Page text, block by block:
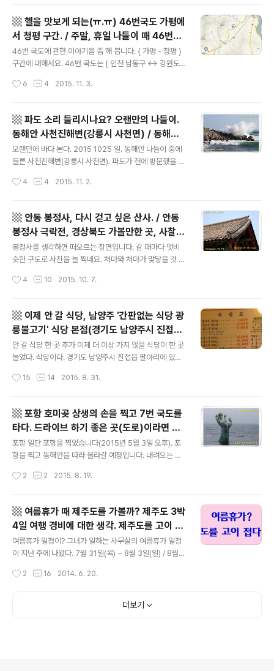
낮은 확률이지만 어쩌면 한번이었을 수도 있습니다. 지난
번에 방문한 것이 시간적으로 오륙년 이상 과거의 일이다
보니, 입구에서 걸어들어가는 길이나 경내 전각들의 배치
나 전체적인 느낌이 많이 새로왔습니다. 약간은 생소한 풍
경과 모습인 것들도 있었습니다. 오대산 상원사는 강원도
산 월정사에서 9km 정도 더 들어간 심산(深山)의 산사입
▩ 헬을 맛보게 되는(ㅠ.ㅠ) 46번국도 가평에
서 청평 구간. / 주말, 휴일 나들이 때 46번국
도 교통상황은 늘 빨간불. 극심한 정체. 대책은
없나? 가평오거리에서 하천삼거리 우회도로
는? ▩
46번 국도에 관한 이야기를 좀 해 봅니다. { 가평 - 청평 }
구간에 대해서요. 46번 국도는 { 인천 남동구 ↔ 강원도
ㅋ) 인천 남동구 간석119안전센터에서 시발하여(욕 아님
경기도-강원도 네 시도를 지나는 다소 긴 국도입니다. 제가
주로 이용하는 구간은 46번 국도 상의 { 가평 → 청평 } 구
간입니다. 주말이나 휴일에 강원도 쪽으로 나들이를 가면
저녁에 돌아올 때 대부분 가평에서 청평까지 46번 국도를
탑니다. 청평 하천교차로에서 37번 국도로 갈아 탑니다.
시간 또는 아주 늦은 시간을 제외하고 고속도로에 정체구
6 4 2015. 11. 3.
▩ 파도 소리 들리시나요? 오랜만의 나들이.
동해안 사천진해변(강릉시 사천면) / 동해안
가볼만한 곳. 동해안 여행지 추천. 사천진 해수
욕장. 파도 사진. 높은 파도. 모래톱, 모래사장.
▩
오랜만에 바다 본다. 2015 1025 일. 동해안 나들이 중에
들른 사천진해변(강릉시 사천면). 파도가 전에 방문했을 때
파도를 기다린다. 숨을 참고 셔터를 누른다. 그 중 괜찮게
더라면... 또 파도를 기다린다. 파도가 하얗게 부서진다. 부
서지는 파도의 크기가 나의 바람을 저버린다. 파고가 높은
게 실감나게 느껴진다. 바다가 높다. 사진을 찍을 때는 분명
10월 말이었는데 사진을 보고 있자니 겨울바다 느낌이 강
하다. (파도 소리 들리시는지요?) 사천진 해수욕장 해변의
음을 실감한다. 지난번에 왔을 때만 해도 이 정도는 아니었
4 4 2015. 11. 2.
▩ 안동 봉정사, 다시 걷고 싶은 산사. / 안동
봉정사 극락전, 경상북도 가볼만한 곳, 사찰,
경북 관광지 추천, 경북 여행지 추천, 산사, 무
량해회, 봉정사 삼층석탑 ▩
봉정사를 생각하면 떠오르는 장면입니다. 갈 때마다 엇비
슷한 구도로 사진을 늘 찍네요. 처마와 처마가 맞닿을 것 같
사는 안동 시내에서는 비교적 북쪽에 위치하고 안동호에서
는 경상북도 안동시 서후면 봉정사길 222번지입니다. 전
화번호는 054-853-4181로 확인되네요. 봉정사에는 (제
기억이 정확하다면) 세 번 간 것 같습니다. 이 포스트에 등
장하는 사진들은 두번째 갔을 때 찍었던 것들입니다. 한여
름이었습니다. 지인 L과 함께 갔었네요. 2005년 7월 17
않았습니다. 아마도 어렸기(?) 때문일 겁니다. 이젠 같은 더
4 10 2015. 10. 7.
▩ 이제 안 갈 식당, 남양주 '간판없는 식당 광
릉불고기' 식당 본점(경기도 남양주시 진접
읍). 미국산 돼지고기, 가격 인상. 호주산 소고
기 사먹는 게 낫겠다! 간판없는 광릉불고기 본
점 ▩
안 갈 식당 한 곳 추가 이제 더 이상 가지 않을 식당이 한 곳
늘었다. 식당이다. 경기도 남양주시 진접읍 팔야리에 있다.
었다. 좀 오랜만에 바람도 쐴 겸 드라이브도 할 겸 그녀도
다. 이 글은 경기도 남양주시 진접읍 팔야리에 있는 식당에
관한 글입니다. 사정은 크게 다를 것 같지 않지만, 전국 곳
곳에 간판을 걸고 있는 모든 식당에 관한 글이 아닙니다. 돼
지고기 : 미국산 ? 늘(?) 먹던대로 돼지고기 한 근(600g)
을 시켰고 공기밥 2개를 주문했다. 반찬은 기본 차림이 제
그녀가 내 등 뒤 쪽으로 보이는 차림표를 보고 "돼지고기도
15 14 2015. 8. 31.
▩ 포항 호미곶 상생의 손을 찍고 7번 국도를
타다. 드라이브 하기 좋은 곳(도로)이라면 동
해안 7번국도 추천! 새천년기념관 가로등 한
반도 호랑이 형상화. 추천 여행지. ▩
포항 일단 포항을 찍었습니다(2015년 5월 3일 오후). 포
항을 찍고 동해안을 따라 올라갈 예정입니다. 내려오는 길
의 북쪽에서 포항까지 한방에 쏘기에는 무리입니다. 제천
항으로 내리 꽂았습니다. 상생의 손 호미곶의 상징물, 상생
의 손을 사진에 담았습니다(위 사진). 손가락 사이에 붉은
태양을 걸어야 했는데 날씨가 축축합니다. 보슬비가 내렸
는데 우산을 쓸 정도는 아니었지만 카메라 렌즈 후드에 빗
방울이 이슬이 되어 흐릅니다. ㅠ.ㅠ 애시당초 태양 따위(?)
조금 둘러 보면 새천년기념관이 눈에 들어옵니다. 저는 새
2 2 2015. 8. 19.
▩ 여름휴가 때 제주도를 가볼까? 제주도 3박
4일 여행 경비에 대한 생각. 제주도를 고이 접
다. ㅠ.ㅠ 비행기표, 펜션, 자동차 렌트, 식사,
이동, 입장료, ...▩
여름휴가 일정이? 그녀가 일하는 사무실의 여름휴가 일정
이 지난 주에 나왔다. 7월 31일(목) ~ 8월 3일(일) / 8월 4
가 날짜는사전에 얼마든지 조절할 수 있다. 그녀의 여름휴
여행지 1순위, 제주도? 여름휴가 일정이 잡히자 마자 그녀
2 16 2014. 6. 20.
더보기